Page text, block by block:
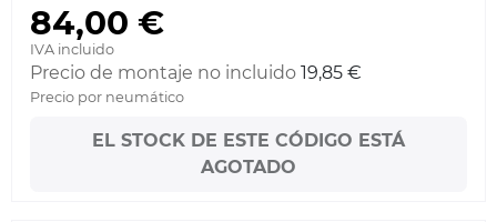
84,00 €
IVA incluido
Precio de montaje no incluido 19,85 €
Precio por neumático
EL STOCK DE ESTE CÓDIGO ESTÁ
AGOTADO